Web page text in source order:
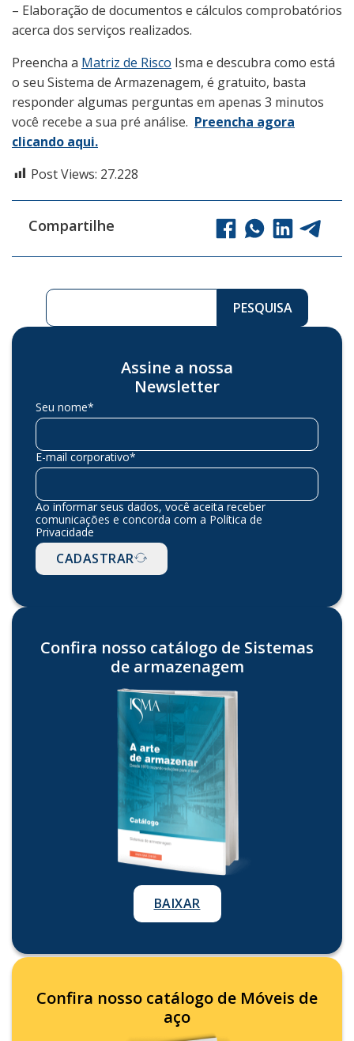
– Elaboração de documentos e cálculos comprobatórios
acerca dos serviços realizados.
Preencha a Matriz de Risco Isma e descubra como está
o seu Sistema de Armazenagem, é gratuito, basta
responder algumas perguntas em apenas 3 minutos
você recebe a sua pré análise. Preencha agora
clicando aqui.
Post Views: 27.228
Compartilhe
Pesquisar ...
PESQUISA
Assine a nossa
Newsletter
Seu nome*
E-mail corporativo*
Ao informar seus dados, você aceita receber
comunicações e concorda com a Política de
Privacidade
CADASTRAR
Confira nosso catálogo de Sistemas
de armazenagem
BAIXAR
Confira nosso catálogo de Móveis de
aço